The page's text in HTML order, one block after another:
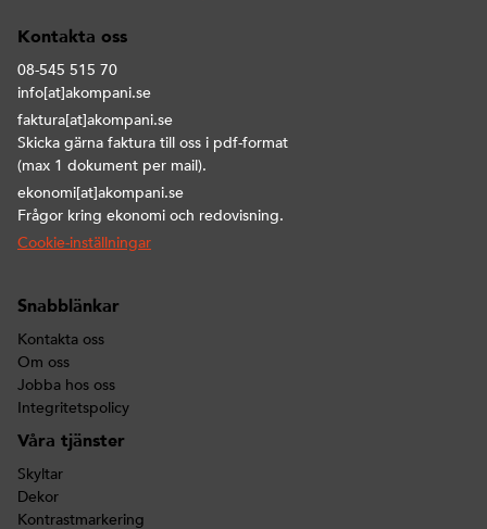
Kontakta oss
08-545 515 70
info[at]akompani.se
faktura[at]akompani.se
Skicka gärna faktura till oss i pdf-format
(max 1 dokument per mail).
ekonomi[at]akompani.se
Frågor kring ekonomi och redovisning.
Cookie-inställningar
Snabblänkar
Kontakta oss
Om oss
Jobba hos oss
Integritetspolicy
Våra tjänster
Skyltar
Dekor
Kontrastmarkering